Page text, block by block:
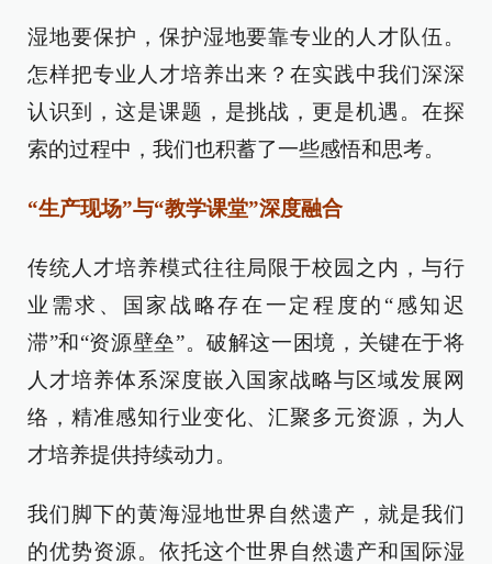
湿地要保护，保护湿地要靠专业的人才队伍。
怎样把专业人才培养出来？在实践中我们深深
认识到，这是课题，是挑战，更是机遇。在探
索的过程中，我们也积蓄了一些感悟和思考。
“生产现场”与“教学课堂”深度融合
传统人才培养模式往往局限于校园之内，与行
业需求、国家战略存在一定程度的“感知迟
滞”和“资源壁垒”。破解这一困境，关键在于将
人才培养体系深度嵌入国家战略与区域发展网
络，精准感知行业变化、汇聚多元资源，为人
才培养提供持续动力。
我们脚下的黄海湿地世界自然遗产，就是我们
的优势资源。依托这个世界自然遗产和国际湿